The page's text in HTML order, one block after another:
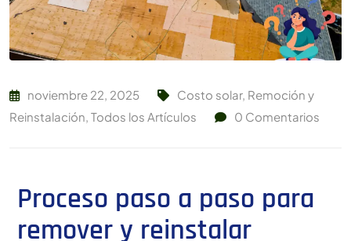
noviembre 22, 2025 Costo solar, Remoción y
Reinstalación, Todos los Artículos 0 Comentarios
Proceso paso a paso para
remover y reinstalar